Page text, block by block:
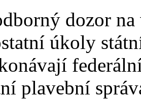
dozor
úkoly
plavební